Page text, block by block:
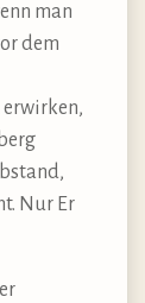
man
dem
erwirken,
Nur Er